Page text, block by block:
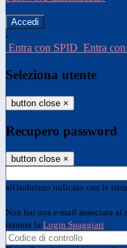
-
Entra con SPID Entra
Seleziona utente
button close ×
Recupero password
button close ×
all'indirizzo indicato con le
Non hai una e-mail associata al
tramite la Login Spaggiari